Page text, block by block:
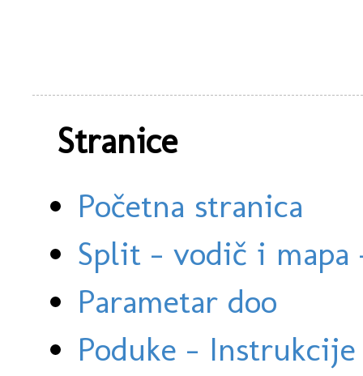
Stranice
Početna stranica
Split - vodič i
Parametar doo
Poduke -